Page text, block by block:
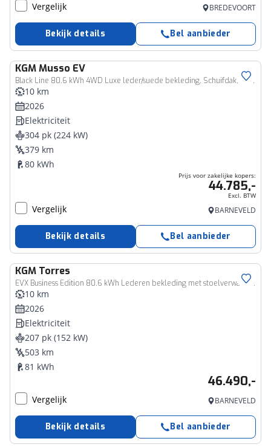
Vergelijk BREDEVOORT
Bekijk details Bel aanbieder
KGMMusso EV
Black Line 80.6 kWh 4WD Luxe leder/suede bekleding, Schuifdak, Navigatie, 4x4, 2300kg trekgewicht!
Zakelijk voertuig
10 km
2026
Elektriciteit
304 pk (224 kW)
379 km
80 kWh
Prijs voor zakelijke kopers:
44.785,-
Excl. BTW
Vergelijk BARNEVELD
Bekijk details Bel aanbieder
KGM Torres
EVX Business Edition 80.6 kWh Lederen bekleding met stoelverwarming / Draadloze telefoonlader / 1500km trekgewicht / Schuif-Kanteldak
10 km
2026
Elektriciteit
207 pk (152 kW)
503 km
81 kWh
46.490,-
Vergelijk BARNEVELD
Bekijk details Bel aanbieder